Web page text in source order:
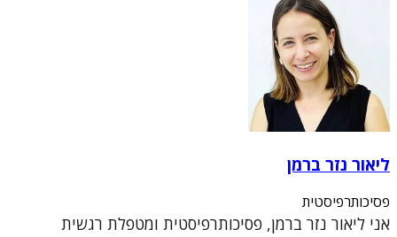
ליאור נזר ברמן
פסיכותרפיסטית
אני ליאור נזר ברמן, פסיכותרפיסטית ומטפלת רגשית